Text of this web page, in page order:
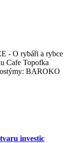
- O rybáři a rybce
Cafe Topofka
BAROKO
investic